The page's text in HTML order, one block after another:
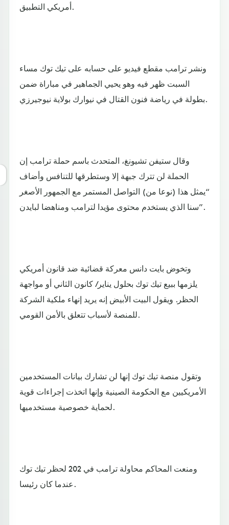
أمريكي التطبيق.
ونشر ترامب مقطع فيديو على حسابه على تيك توك مساء
السبت ظهر فيه وهو يحيي الجماهير في مباراة ضمن
بطولة في رياضة فنون القتال في نيوارك بولاية نيوجيرزي.
وقال ستيفن تشيونغ، المتحدث باسم حملة ترامب إن
الحملة لن تترك جبهة إلا وستطرقها للتنافس وأضاف
“يمثل هذا (نوعا من) التواصل المستمر مع الجمهور الأصغر
سنا الذي يستخدم محتوى مؤيدا لترامب ومناهضا لبايدن”.
وتخوض بايت دانس معركة قضائية ضد قانون أمريكي
يلزمها ببيع تيك توك بحلول يناير/ كانون الثاني أو مواجهة
الحظر. ويقول البيت الأبيض إنه يريد إنهاء ملكية الشركة
للمنصة لأسباب تتعلق بالأمن القومي.
وتقول منصة تيك توك إنها لن تشارك بيانات المستخدمين
الأمريكيين مع الحكومة الصينية وإنها اتخذت إجراءات قوية
لحماية خصوصية مستخدميها.
ومنعت المحاكم محاولة ترامب في 202 لحظر تيك توك
عندما كان رئيسا.